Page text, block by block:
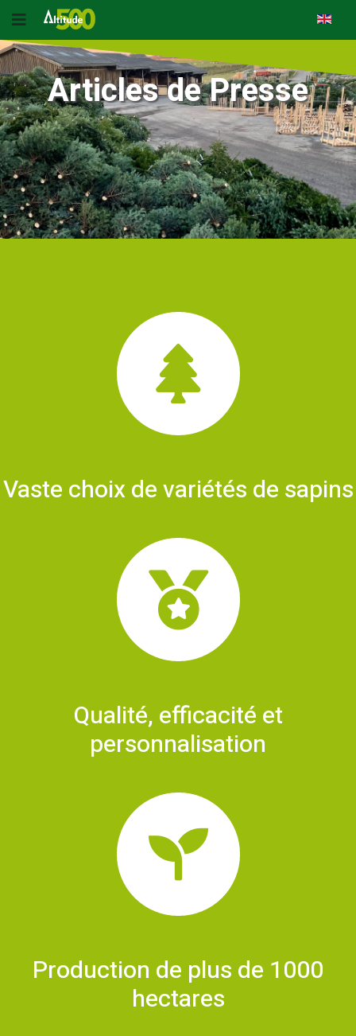
Articles de Presse
Vaste choix de variétés de sapins
Qualité, efficacité et
personnalisation
Production de plus de 1000
hectares